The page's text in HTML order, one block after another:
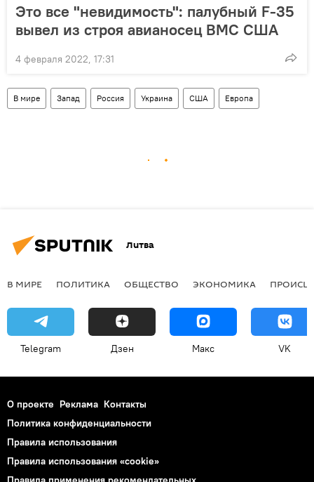
Это все "невидимость": палубный F-35
вывел из строя авианосец ВМС США
4 февраля 2022, 17:31
В мире Запад Россия Украина США Европа
Литва
В МИРЕ ПОЛИТИКА ОБЩЕСТВО ЭКОНОМИКА
Telegram Дзен Макс VK
О проекте Реклама Контакты
Политика конфиденциальности
Правила использования
Правила использования «cookie»